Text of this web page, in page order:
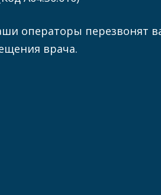
операторы перезвонят
врача.